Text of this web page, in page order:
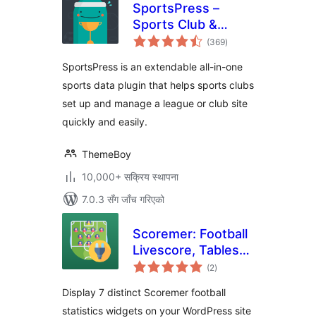
SportsPress –
Sports Club &
League Manager
(369कुल
रेटिङ्गहरू
)
SportsPress is an extendable all-in-one
sports data plugin that helps sports clubs
set up and manage a league or club site
quickly and easily.
ThemeBoy
10,000+ सक्रिय स्थापना
7.0.3 सँग जाँच गरिएको
Scoremer: Football
Livescore, Tables
and Fixtures(2कुल
रेटिङ्गहरू
)
Display 7 distinct Scoremer football
statistics widgets on your WordPress site